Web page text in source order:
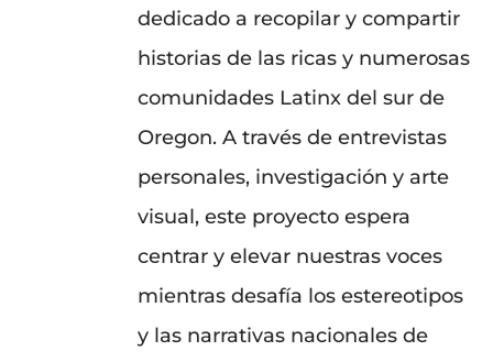
dedicado a recopilar y compartir
historias de las ricas y numerosas
comunidades Latinx del sur de
Oregon. A través de entrevistas
personales, investigación y arte
visual, este proyecto espera
centrar y elevar nuestras voces
mientras desafía los estereotipos
y las narrativas nacionales de